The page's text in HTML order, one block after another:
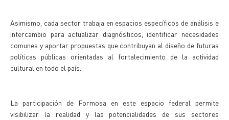
Asimismo, cada sector trabaja en espacios específicos de análisis e
intercambio para actualizar diagnósticos, identificar necesidades
comunes y aportar propuestas que contribuyan al diseño de futuras
políticas públicas orientadas al fortalecimiento de la actividad
cultural en todo el país.
La participación de Formosa en este espacio federal permite
visibilizar la realidad y las potencialidades de sus sectores